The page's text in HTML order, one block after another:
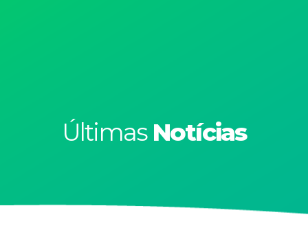
Últimas Notícias